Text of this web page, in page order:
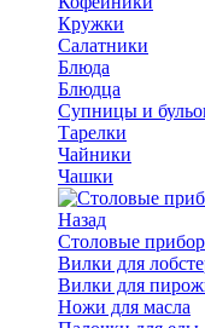
Кружки
Салатники
Блюда
Блюдца
Супницы и
Тарелки
Чайники
Чашки
Назад
Cтоловые
Вилки для
Вилки для
Ножи для масла